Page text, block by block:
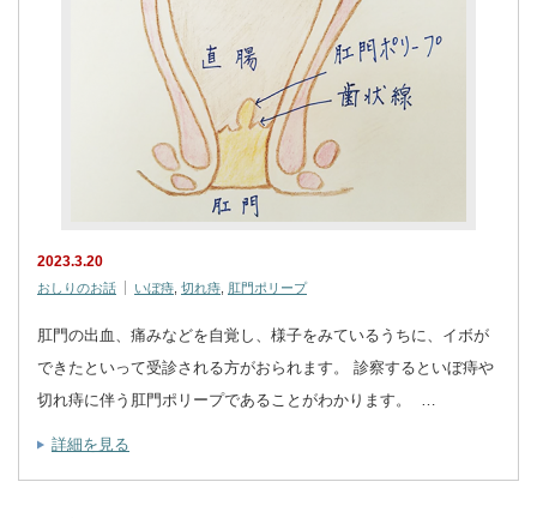
2023.3.20
おしりのお話 いぼ痔 切れ痔 肛門ポリープ
肛門の出血、痛みなどを自覚し、様子をみているうちに、イボが
できたといって受診される方がおられます。 診察するといぼ痔や
切れ痔に伴う肛門ポリープであることがわかります。 …
詳細を見る